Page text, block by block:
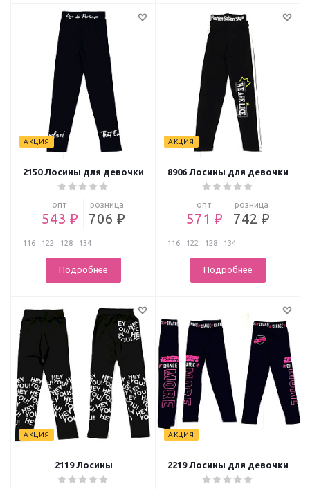
АКЦИЯ
2150 Лосины для девочки
опт
543 ₽
розница
706 ₽
116 122 128 134
Подробнее
АКЦИЯ
8906 Лосины для девочки
опт
571 ₽
розница
742 ₽
116 122 128 134
Подробнее
АКЦИЯ
2119 Лосины
АКЦИЯ
2219 Лосины для девочки